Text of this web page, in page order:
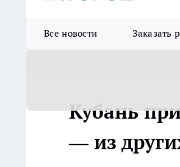
Все новости Заказать
Кубань
— из